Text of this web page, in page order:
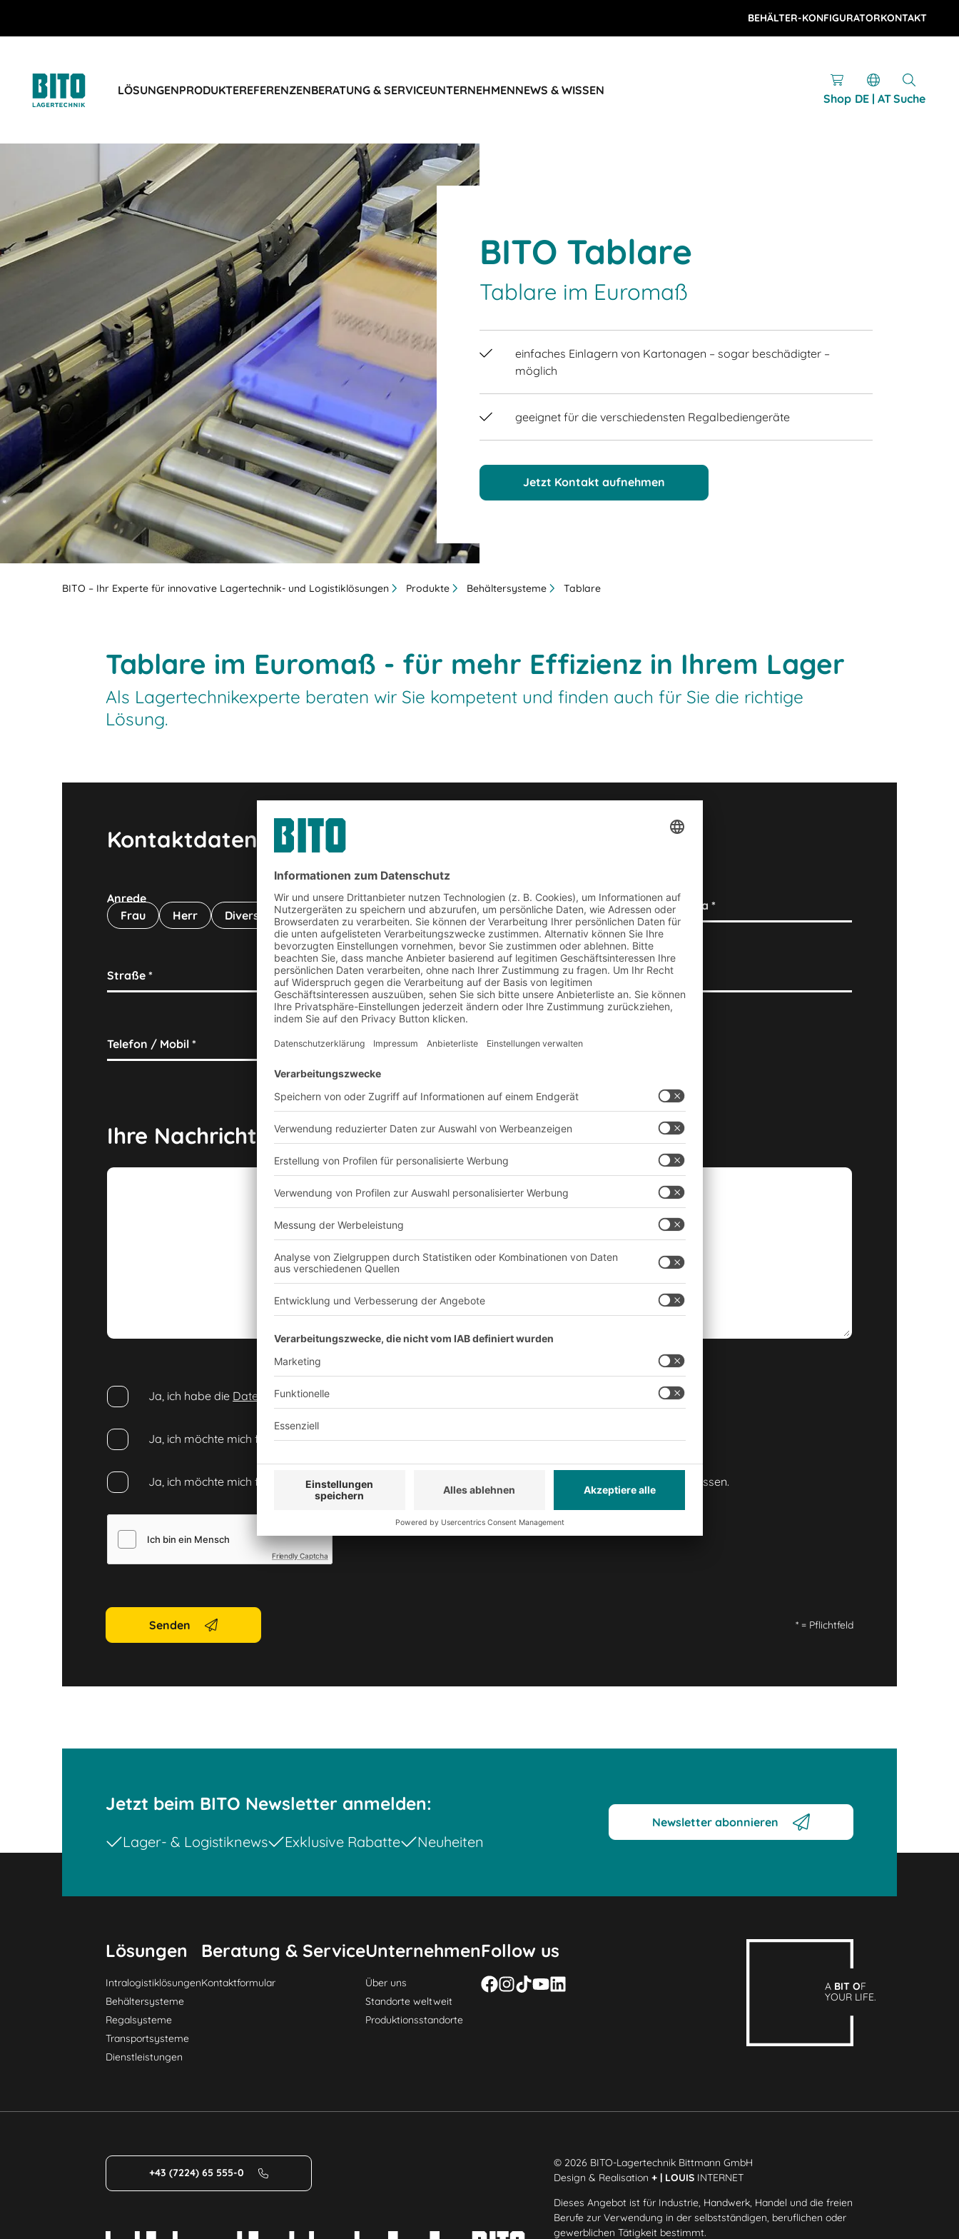
BEHÄLTER-KONFIGURATORKONTAKT
LÖSUNGENPRODUKTEREFERENZENBERATUNG & SERVICEUNTERNEHMENNEWS & WISSEN
Shop DE | ATSuche
BIT O
BITO Tablare
Tablare im Euromaß
einfaches Einlagern von Kartonagen – sogar beschädigter –
möglich
geeignet für die verschiedensten Regalbediengeräte
Jetzt Kontakt aufnehmen
BITO – Ihr Experte für innovative Lagertechnik- und Logistiklösungen Produkte Behältersysteme Tablare
Tablare im Euromaß - für mehr Effizienz in Ihrem Lager
Als Lagertechnikexperte beraten wir Sie kompetent und finden auch für Sie die richtige
Lösung.
Kontaktdaten
Anrede
Frau
Herr Divers
Vorname* Nachname* Firma*
Straße * Hausnummer* PLZ*
Telefon / Mobil * E-Mail Adresse*
Ihre Nachricht
Ja, ich habe die Datenschutzhinweise
Ja, ich möchte mich für den BITO Newsletter Fachwissen Intralogistiker anmelden.
Ja, ich möchte mich für den BITO Shop-Newsletter anmelden und keine Aktionen und Rabatte mehr verpassen.
Friendly Captcha
Senden * = Pflichtfeld
Jetzt beim BITO Newsletter anmelden:
Lager- & Logistiknews Exklusive Rabatte Neuheiten
Newsletter abonnieren
Lösungen
Intralogistiklösungen
Behältersysteme
Regalsysteme
Transportsysteme
Dienstleistungen
Beratung & Service
Kontaktformular
Unternehmen
Über uns
Standorte weltweit
Produktionsstandorte
Follow us
A BIT OF
YOUR LIFE.
+43 (7224) 65 555-0
© 2026 BITO-Lagertechnik Bittmann GmbH
Design & Realisation+ | LOUIS INTERNET
Dieses Angebot ist für Industrie, Handwerk, Handel und die freien
Berufe zur Verwendung in der selbstständigen, beruflichen oder
gewerblichen Tätigkeit bestimmt.